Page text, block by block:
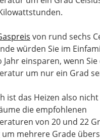
von rund sechs
würden Sie im
Jahr einsparen, wenn Sie
um nur ein Grad
ist das Heizen also
die empfohlenen
von 20 und 22
mehrere Grade